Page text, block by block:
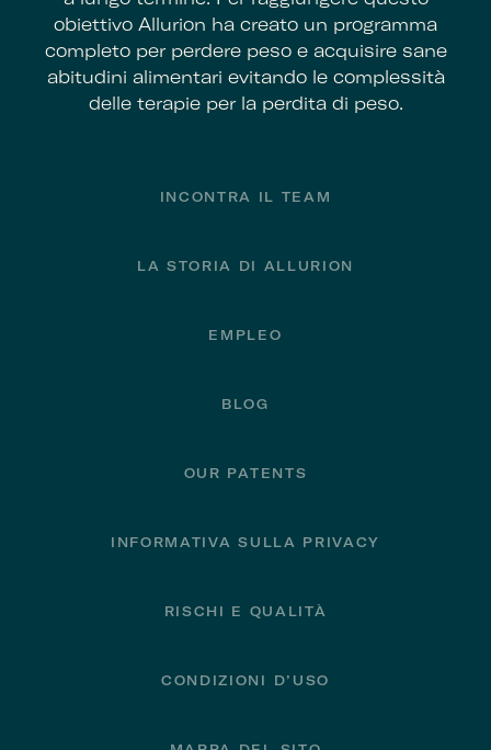
obiettivo Allurion ha creato un programma
completo per perdere peso e acquisire sane
abitudini alimentari evitando le complessità
delle terapie per la perdita di peso.
FooterINCONTRA IL TEAM
LA STORIA DI ALLURION
EMPLEO
BLOG
OUR PATENTS
INFORMATIVA SULLA PRIVACY
RISCHI E QUALITÀ
CONDIZIONI D’USO